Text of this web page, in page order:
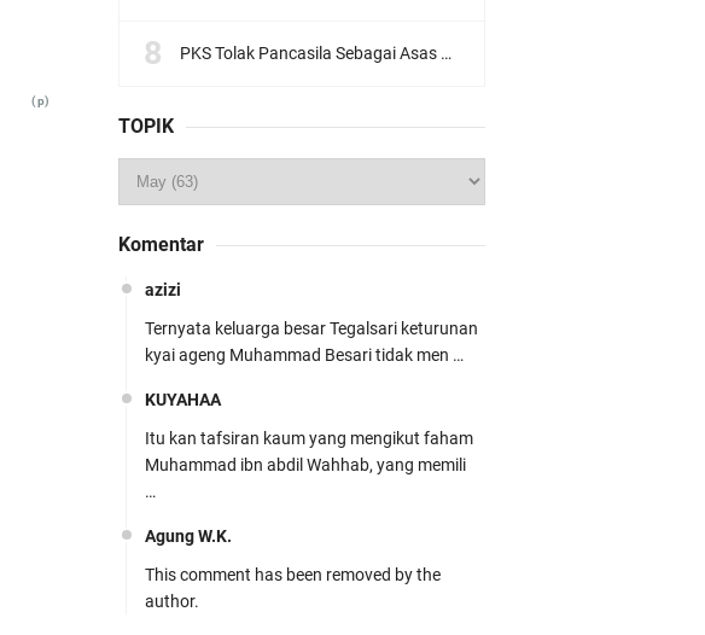
(p)
PKS Tolak Pancasila Sebagai Asas Utama Ormas, Ini Komentar PBNU
TOPIK
Komentar
azizi
Ternyata keluarga besar Tegalsari keturunan
kyai ageng Muhammad Besari tidak men …
KUYAHAA
Itu kan tafsiran kaum yang mengikut faham
Muhammad ibn abdil Wahhab, yang memili
…
Agung W.K.
This comment has been removed by the
author.